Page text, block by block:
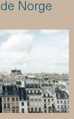
Norge